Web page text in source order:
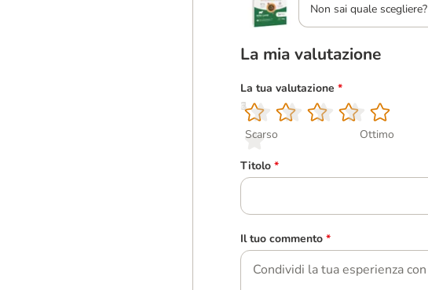
Non sai quale scegliere?
La mia valutazione
La tua valutazione *
1
Scarso
2
3
4
5
Ottimo
Titolo *
Il tuo commento *